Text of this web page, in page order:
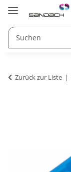
Zurück zur Liste